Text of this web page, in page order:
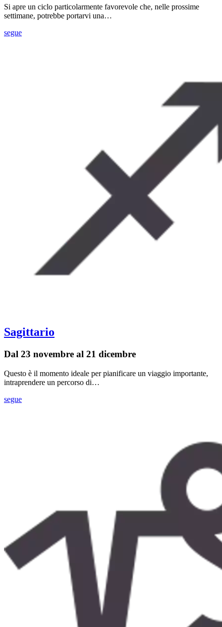
Si apre un ciclo particolarmente favorevole che, nelle prossime
settimane, potrebbe portarvi una…
segue
Sagittario
Dal 23 novembre al 21 dicembre
Questo è il momento ideale per pianificare un viaggio importante,
intraprendere un percorso di…
segue